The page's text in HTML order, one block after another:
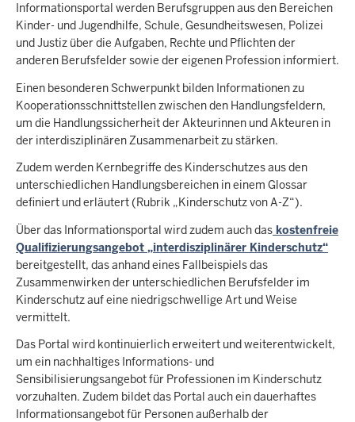
Informationsportal werden Berufsgruppen aus den Bereichen
Kinder- und Jugendhilfe, Schule, Gesundheitswesen, Polizei
und Justiz über die Aufgaben, Rechte und Pflichten der
anderen Berufsfelder sowie der eigenen Profession informiert.
Einen besonderen Schwerpunkt bilden Informationen zu
Kooperationsschnittstellen zwischen den Handlungsfeldern,
um die Handlungssicherheit der Akteurinnen und Akteuren in
der interdisziplinären Zusammenarbeit zu stärken.
Zudem werden Kernbegriffe des Kinderschutzes aus den
unterschiedlichen Handlungsbereichen in einem Glossar
definiert und erläutert (Rubrik „Kinderschutz von A-Z“).
Über das Informationsportal wird zudem auch das kostenfreie
Qualifizierungsangebot „interdisziplinärer Kinderschutz“
bereitgestellt, das anhand eines Fallbeispiels das
Zusammenwirken der unterschiedlichen Berufsfelder im
Kinderschutz auf eine niedrigschwellige Art und Weise
vermittelt.
Das Portal wird kontinuierlich erweitert und weiterentwickelt,
um ein nachhaltiges Informations- und
Sensibilisierungsangebot für Professionen im Kinderschutz
vorzuhalten. Zudem bildet das Portal auch ein dauerhaftes
Informationsangebot für Personen außerhalb der